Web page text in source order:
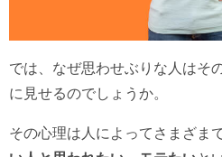
では、なぜ思わせぶりな人はそ
に見せるのでしょうか。
その心理は人によってさまざま